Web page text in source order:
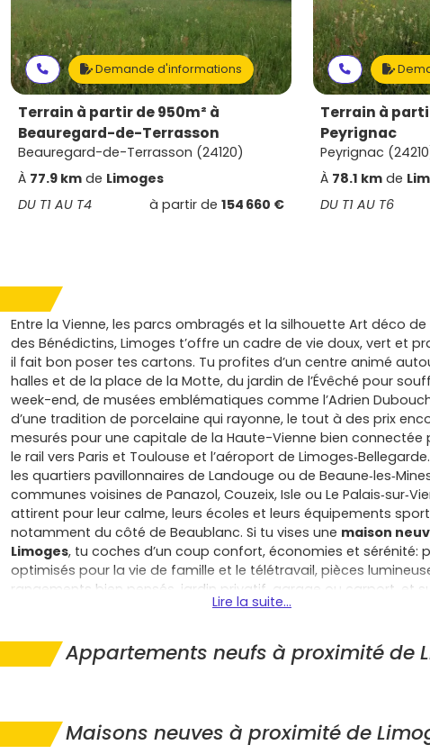
Demande d'informations
Terrain à partir de 950m² à
Beauregard-de-Terrasson
Beauregard-de-Terrasson (24120)
À 77.9 km de Limoges
DU T1 AU T4
à partir de 154 660 €
Terrain à
Peyrignac
Peyrignac
À 78.1 km de
DU T1 AU T6
Entre la Vienne, les parcs ombragés et la silhouette Art déco de
des Bénédictins, Limoges t’offre un cadre de vie doux, vert et
il fait bon poser tes cartons. Tu profites d’un centre animé
halles et de la place de la Motte, du jardin de l’Évêché pour
week-end, de musées emblématiques comme l’Adrien
d’une tradition de porcelaine qui rayonne, le tout à des prix
mesurés pour une capitale de la Haute-Vienne bien connectée
le rail vers Paris et Toulouse et l’aéroport de
les quartiers pavillonnaires de Landouge ou de
communes voisines de Panazol, Couzeix, Isle ou Le
attirent pour leur calme, leurs écoles et leurs équipements
notamment du côté de Beaublanc. Si tu vises une maison
Limoges, tu coches d’un coup confort, économies et sérénité:
optimisés pour la vie de famille et le télétravail, pièces
rangements bien pensés, jardin privatif, garage ou carport, et
performances énergétiques au standard RE2020 avec isolation
chauffage économes comme la pompe à chaleur ou le
chauffant qui allègent durablement les factures. La domotique
été comme hiver. Côté sécurité d’achat, tu bénéficies de frais
réduits, de garanties solides (parfait achèvement, biennale,
Lire la suite...
Appartements neufs à proximité de
Maisons neuves à proximité de